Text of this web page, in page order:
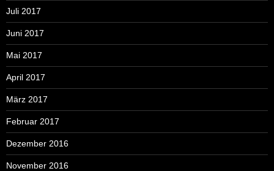
Juli 2017
Juni 2017
Mai 2017
April 2017
März 2017
Februar 2017
Dezember 2016
November 2016